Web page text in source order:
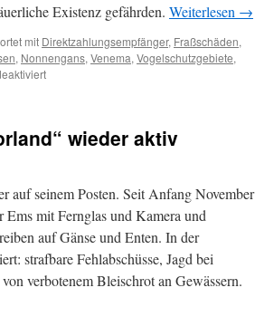
Existenz gefährden. Weiterlesen →
mit Direktzahlungsempfänger, Fraßschäden,
, Nonnengans, Venema, Vogelschutzgebiete,
für
–
haben
nun
Jagdzeit
wieder aktiv
seinem Posten. Seit Anfang November
Ems mit Fernglas und Kamera und
auf Gänse und Enten. In der
strafbare Fehlabschüsse, Jagd bei
verbotenem Bleischrot an Gewässern.